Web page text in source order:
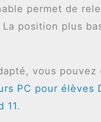
permet de
position plus
vous
PC pour élèves
11.